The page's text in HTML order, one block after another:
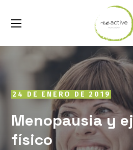
24 DE ENERO DE 2019
Menopausia y
físico